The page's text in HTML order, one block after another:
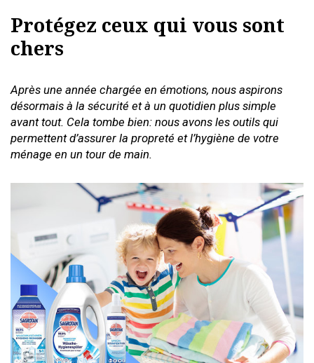
Protégez ceux qui vous sont
chers
Après une année chargée en émotions, nous aspirons
désormais à la sécurité et à un quotidien plus simple
avant tout. Cela tombe bien: nous avons les outils qui
permettent d’assurer la propreté et l’hygiène de votre
ménage en un tour de main.